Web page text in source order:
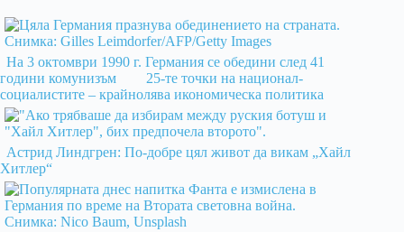
На 3 октомври 1990 г. Германия се обедини след 41
години комунизъм
25-те точки на национал-
социалистите – крайнолява икономическа политика
Астрид Линдгрен: По-добре цял живот да викам „Хайл
Хитлер“